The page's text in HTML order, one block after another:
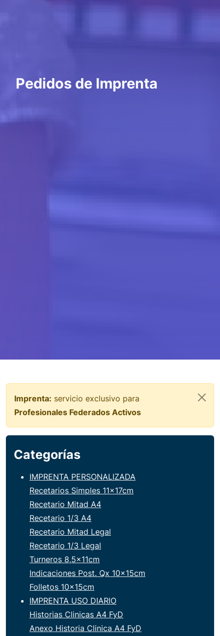
Pedidos de Imprenta
Imprenta: servicio exclusivo para
Profesionales Federados Activos
Categorías
IMPRENTA PERSONALIZADA
Recetarios Simples 11x17cm
Recetario Mitad A4
Recetario 1/3 A4
Recetario Mitad Legal
Recetario 1/3 Legal
Turneros 8,5x11cm
Indicaciones Post. Qx 10x15cm
Folletos 10x15cm
IMPRENTA USO DIARIO
Historias Clinicas A4 FyD
Anexo Historia Clinica A4 FyD